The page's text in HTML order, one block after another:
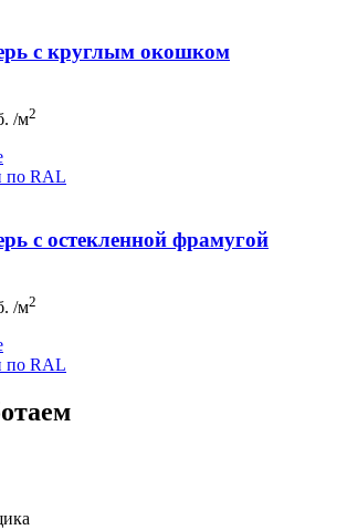
с круглым окошком
/м2
по RAL
с остекленной фрамугой
/м2
по RAL